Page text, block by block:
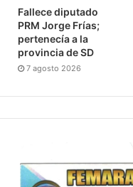
Fallece diputado
PRM Jorge Frías;
pertenecía a la
provincia de SD
7 agosto 2026